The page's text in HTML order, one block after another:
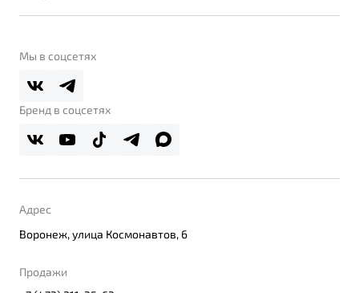
Belgee Линк
Belgee Плюс
Реферальная программа
О дилерском центре
Правовая информация
Мы в соцсетях
Бренд в соцсетях
Адрес
Воронеж, улица Космонавтов, 6
Продажи